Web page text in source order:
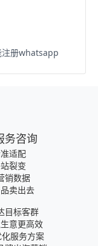
注册whatsapp
务咨询
适配
裂变
销数据
卖出去
目标客群
意更高效
服务方案